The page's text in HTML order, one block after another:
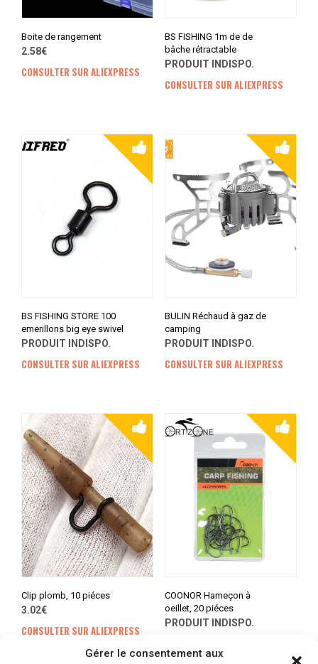
Gérer le consentement aux
Boite de rangement
2.58€
CONSULTER SUR ALIEXPRESS
BS FISHING 1m de de
bâche rétractable
PRODUIT INDISPO.
CONSULTER SUR ALIEXPRESS
BS FISHING STORE 100
emerillons big eye swivel
PRODUIT INDISPO.
CONSULTER SUR ALIEXPRESS
BULIN Réchaud à gaz de
camping
PRODUIT INDISPO.
CONSULTER SUR ALIEXPRESS
Clip plomb, 10 piéces
3.02€
CONSULTER SUR ALIEXPRESS
COONOR Hameçon à
oeillet, 20 piéces
PRODUIT INDISPO.